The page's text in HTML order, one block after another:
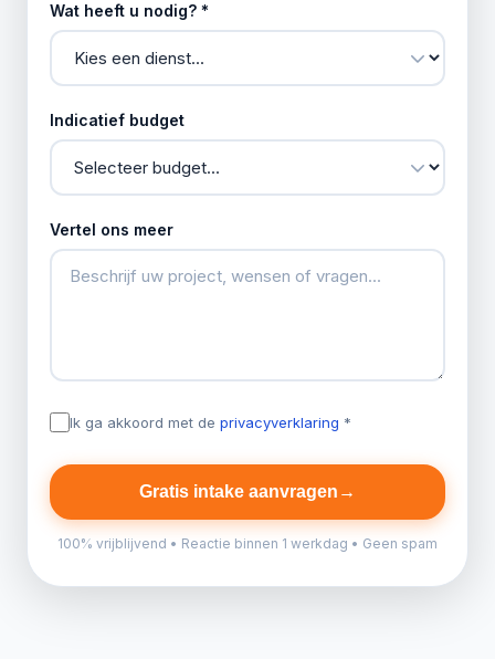
Wat heeft u nodig? *
Indicatief budget
Vertel ons meer
Ik ga akkoord met de privacyverklaring *
Gratis intake aanvragen →
100% vrijblijvend • Reactie binnen 1 werkdag • Geen spam